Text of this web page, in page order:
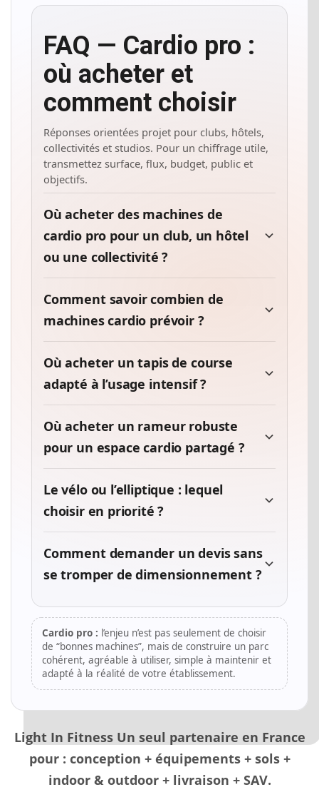
FAQ — Cardio pro :
où acheter et
comment choisir
Réponses orientées projet pour clubs, hôtels,
collectivités et studios. Pour un chiffrage utile,
transmettez surface, flux, budget, public et
objectifs.
Où acheter des machines de
cardio pro pour un club, un hôtel
ou une collectivité ?
Comment savoir combien de
machines cardio prévoir ?
Où acheter un tapis de course
adapté à l’usage intensif ?
Où acheter un rameur robuste
pour un espace cardio partagé ?
Le vélo ou l’elliptique : lequel
choisir en priorité ?
Comment demander un devis sans
se tromper de dimensionnement ?
Cardio pro : l’enjeu n’est pas seulement de choisir
de “bonnes machines”, mais de construire un parc
cohérent, agréable à utiliser, simple à maintenir et
adapté à la réalité de votre établissement.
Light In Fitness Un seul partenaire en France
pour : conception + équipements + sols +
indoor & outdoor + livraison + SAV.